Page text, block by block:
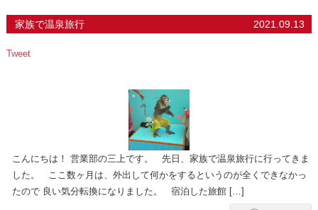
家族で温泉旅行 2021.09.13
Tweet
こんにちは！ 営業部の三上です。 先日、家族で温泉旅行に行ってきま
した。 ここ数ヶ月は、外出して何かをするというのが全くできなかっ
たので 良い気分転換になりました。 宿泊した旅館 […]